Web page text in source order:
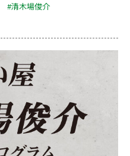
#清木場俊介